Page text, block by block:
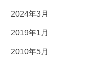
2024年3月
2019年1月
2010年5月